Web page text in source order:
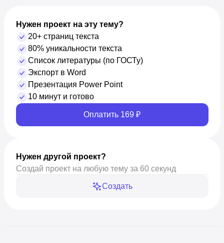
Нужен проект на эту тему?
20+ страниц текста
80% уникальности текста
Список литературы (по ГОСТу)
Экспорт в Word
Презентация Power Point
10 минут и готово
Оплатить 169 ₽
Нужен другой проект?
Создай проект на любую тему за 60 секунд
Создать